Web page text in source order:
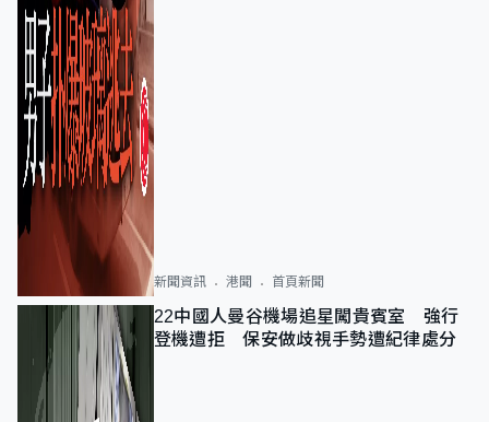
新聞資訊 港聞 首頁新聞
22中國人曼谷機場追星闖貴賓室 強行
登機遭拒 保安做歧視手勢遭紀律處分